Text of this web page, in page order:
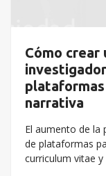
Cómo
narrativa
El aumento de la
de plataformas
curriculum vitae y